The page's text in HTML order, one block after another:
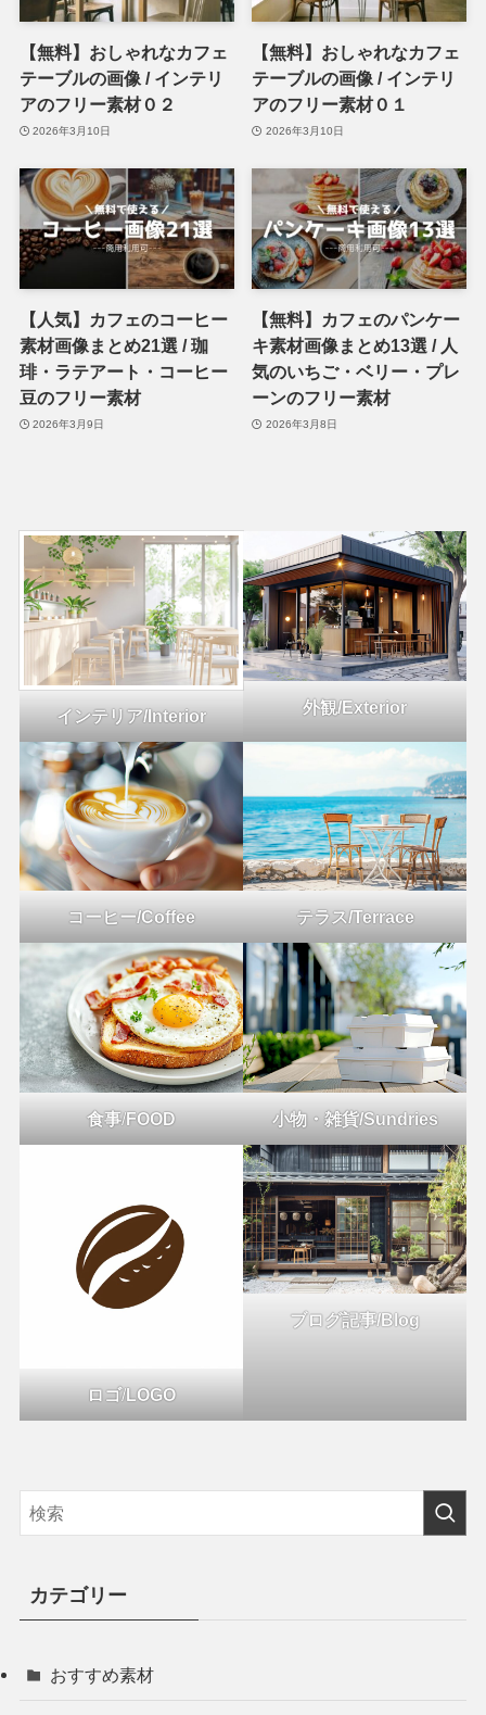
【無料】おしゃれなカフェ
テーブルの画像 / インテリ
アのフリー素材０２
2026年3月10日
【無料】おしゃれなカフェ
テーブルの画像 / インテリ
アのフリー素材０１
2026年3月10日
【人気】カフェのコーヒー
素材画像まとめ21選 / 珈
琲・ラテアート・コーヒー
豆のフリー素材
2026年3月9日
【無料】カフェのパンケー
キ素材画像まとめ13選 / 人
気のいちご・ベリー・プレ
ーンのフリー素材
2026年3月8日
インテリア/Interior 外観/Exterior
コーヒー/Coffee テラス/Terrace
食事/FOOD 小物・雑貨/Sundries
ロゴ/LOGO
ブログ記事/Blog
カテゴリー
おすすめ素材